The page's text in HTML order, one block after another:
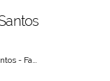
Fundação Arquivo e Memória de Santos - Fams